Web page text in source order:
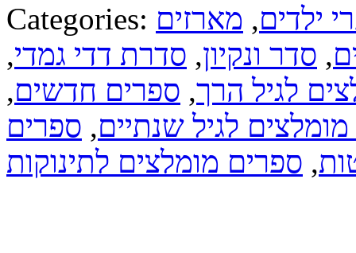
Categories: ילדים, מארזים
, סדר ונקיון, סדרת דדי גמדי,
לגיל הרך, ספרים חדשים,
לגיל שנתיים, ספרים
, ספרים מומלצים לתינוקות